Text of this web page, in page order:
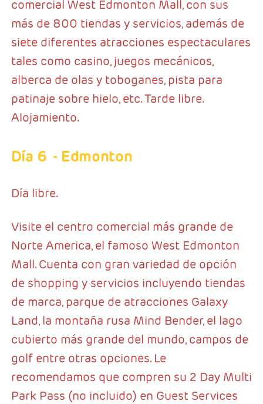
comercial West Edmonton Mall, con sus
más de 800 tiendas y servicios, además de
siete diferentes atracciones espectaculares
tales como casino, juegos mecánicos,
alberca de olas y toboganes, pista para
patinaje sobre hielo, etc. Tarde libre.
Alojamiento.
Día 6 - Edmonton
Día libre.
Visite el centro comercial más grande de
Norte America, el famoso West Edmonton
Mall. Cuenta con gran variedad de opción
de shopping y servicios incluyendo tiendas
de marca, parque de atracciones Galaxy
Land, la montaña rusa Mind Bender, el lago
cubierto más grande del mundo, campos de
golf entre otras opciones. Le
recomendamos que compren su 2 Day Multi
Park Pass (no incluido) en Guest Services